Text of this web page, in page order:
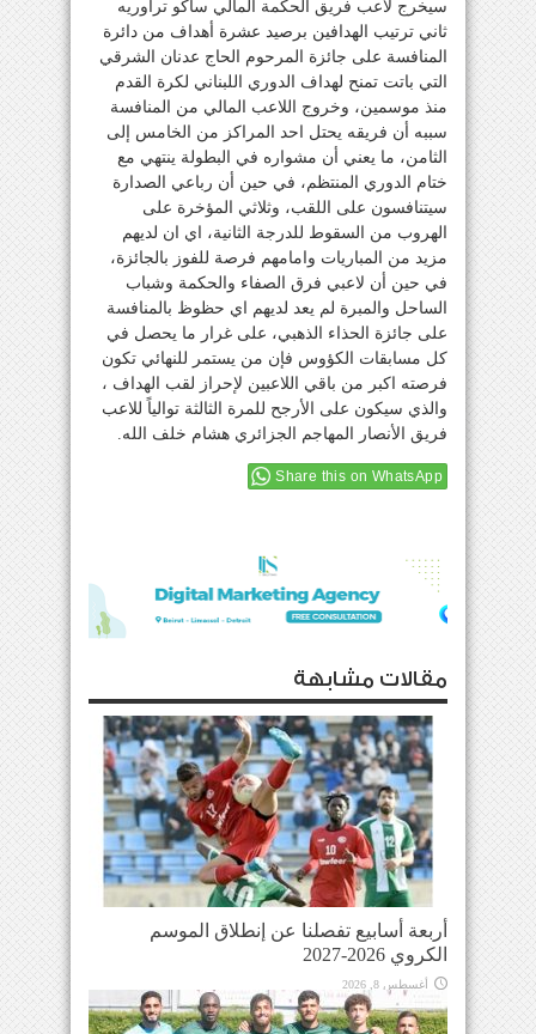
سيخرج لاعب فريق الحكمة المالي ساكو تراوريه
ثاني ترتيب الهدافين برصيد عشرة أهداف من دائرة
المنافسة على جائزة المرحوم الحاج عدنان الشرقي
التي باتت تمنح لهداف الدوري اللبناني لكرة القدم
منذ موسمين، وخروج اللاعب المالي من المنافسة
سببه أن فريقه يحتل احد المراكز من الخامس إلى
الثامن، ما يعني أن مشواره في البطولة ينتهي مع
ختام الدوري المنتظم، في حين أن رباعي الصدارة
سيتنافسون على اللقب، وثلاثي المؤخرة على
الهروب من السقوط للدرجة الثانية، اي ان لديهم
مزيد من المباريات وامامهم فرصة للفوز بالجائزة،
في حين أن لاعبي فرق الصفاء والحكمة وشباب
الساحل والمبرة لم يعد لديهم اي حظوظ بالمنافسة
على جائزة الحذاء الذهبي، على غرار ما يحصل في
كل مسابقات الكؤوس فإن من يستمر للنهائي تكون
فرصته اكبر من باقي اللاعبين لإحراز لقب الهداف ،
والذي سيكون على الأرجح للمرة الثالثة توالياً للاعب
فريق الأنصار المهاجم الجزائري هشام خلف الله.
Share this on WhatsApp
مقالات مشابهة
أربعة أسابيع تفصلنا عن إنطلاق الموسم
الكروي 2026-2027
أغسطس 8, 2026